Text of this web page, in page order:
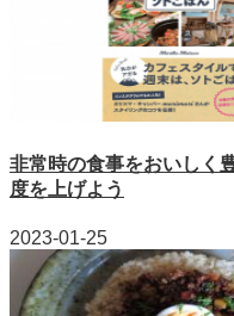
非常時の食事をおいしく
度を上げよう
2023-01-25